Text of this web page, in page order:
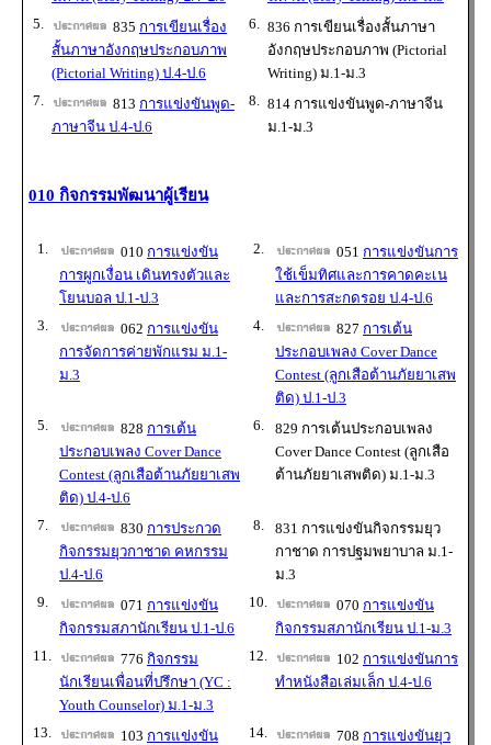
5.
835 การเขียนเรื่อง
สั้นภาษาอังกฤษประกอบภาพ
(Pictorial Writing) ป.4-ป.6
6.
836 การเขียนเรื่องสั้นภาษา
อังกฤษประกอบภาพ (Pictorial
Writing) ม.1-ม.3
7.
813 การแข่งขันพูด-
ภาษาจีน ป.4-ป.6
8.
814 การแข่งขันพูด-ภาษาจีน
ม.1-ม.3
010 กิจกรรมพัฒนาผู้เรียน
1. 010 การแข่งขัน
การผูกเงื่อน เดินทรงตัวและ
โยนบอล ป.1-ป.3
2. 051 การแข่งขันการ
ใช้เข็มทิศและการคาดคะเน
และการสะกดรอย ป.4-ป.6
3.
062 การแข่งขัน
การจัดการค่ายพักแรม ม.1-
ม.3
4. 827 การเต้น
ประกอบเพลง Cover Dance
Contest (ลูกเสือต้านภัยยาเสพ
ติด) ป.1-ป.3
5.
828 การเต้น
ประกอบเพลง Cover Dance
Contest (ลูกเสือต้านภัยยาเสพ
ติด) ป.4-ป.6
6.
829 การเต้นประกอบเพลง
Cover Dance Contest (ลูกเสือ
ต้านภัยยาเสพติด) ม.1-ม.3
7. 830 การประกวด
กิจกรรมยุวกาชาด คหกรรม
ป.4-ป.6
8.
831 การแข่งขันกิจกรรมยุว
กาชาด การปฐมพยาบาล ม.1-
ม.3
9.
071 การแข่งขัน
กิจกรรมสภานักเรียน ป.1-ป.6
10. 070 การแข่งขัน
กิจกรรมสภานักเรียน ป.1-ม.3
11.
776 กิจกรรม
นักเรียนเพื่อนที่ปรึกษา (YC :
Youth Counselor) ม.1-ม.3
12. 102 การแข่งขันการ
ทำหนังสือเล่มเล็ก ป.4-ป.6
13. 103 การแข่งขัน
14. 708 การแข่งขันยุว